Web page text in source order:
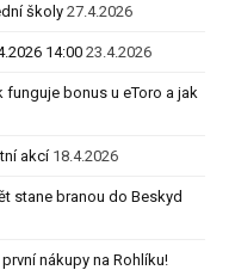
školy 27.4.2026
14:00 23.4.2026
bonus u eToro a jak
akcí 18.4.2026
stane branou do Beskyd
nákupy na Rohlíku!